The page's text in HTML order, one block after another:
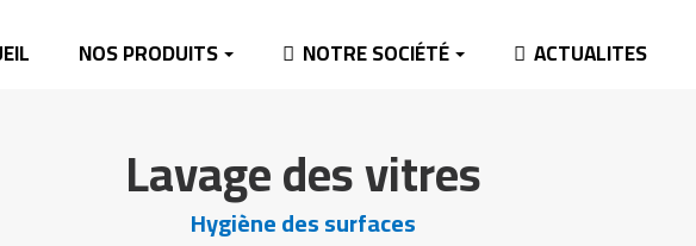
NOS PRODUITS NOTRE SOCIÉTÉ ACTUALITES
Lavage des vitres
Hygiène des surfaces